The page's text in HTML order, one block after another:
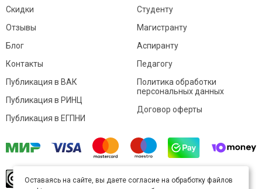
Скидки
Отзывы
Блог
Контакты
Студенту
Магистранту
Аспиранту
Педагогу
Публикация в ВАК
Публикация в РИНЦ
Публикация в ЕГПНИ
Политика обработки
персональных данных
Договор оферты
произведение доступно полицензии Creative
Оставаясь на сайте, вы даете согласие на обработку файлов